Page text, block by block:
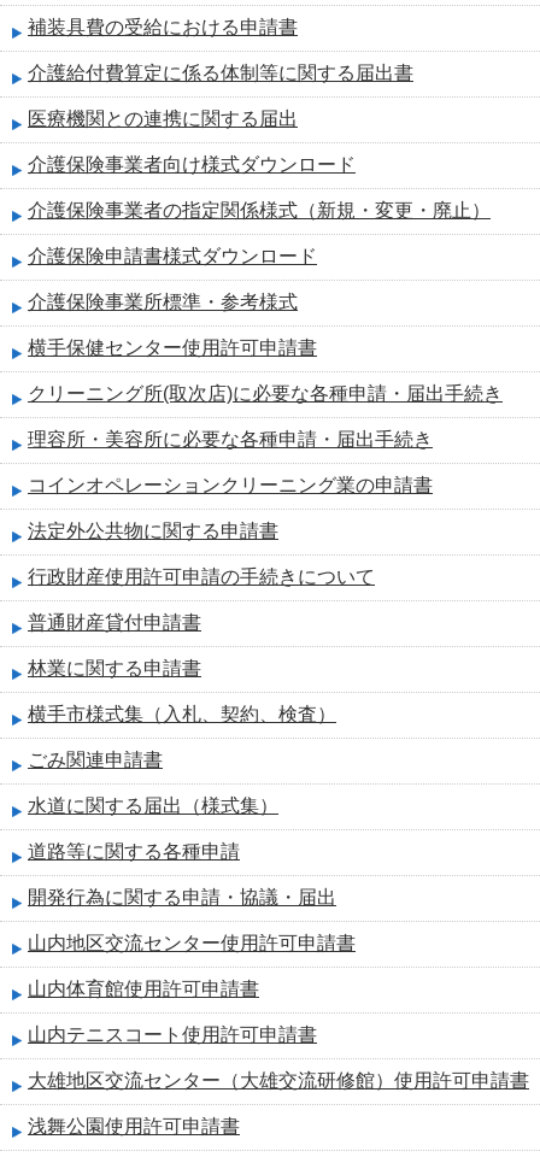
補装具費の受給における申請書
介護給付費算定に係る体制等に関する届出書
医療機関との連携に関する届出
介護保険事業者向け様式ダウンロード
介護保険事業者の指定関係様式（新規・変更・廃止）
介護保険申請書様式ダウンロード
介護保険事業所標準・参考様式
横手保健センター使用許可申請書
クリーニング所(取次店)に必要な各種申請・届出手続き
理容所・美容所に必要な各種申請・届出手続き
コインオペレーションクリーニング業の申請書
法定外公共物に関する申請書
行政財産使用許可申請の手続きについて
普通財産貸付申請書
林業に関する申請書
横手市様式集（入札、契約、検査）
ごみ関連申請書
水道に関する届出（様式集）
道路等に関する各種申請
開発行為に関する申請・協議・届出
山内地区交流センター使用許可申請書
山内体育館使用許可申請書
山内テニスコート使用許可申請書
大雄地区交流センター（大雄交流研修館）使用許可申請書
浅舞公園使用許可申請書